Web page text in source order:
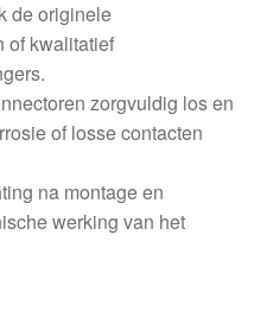
de originele
of kwalitatief
zorgvuldig los en
of losse contacten
na montage en
werking van het